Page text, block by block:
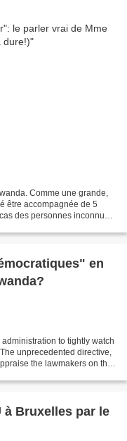
Comme une grande,
être accompagnée de 5
des personnes inconnues
en
to tightly watch
unprecedented directive,
the lawmakers on the
à Bruxelles par le